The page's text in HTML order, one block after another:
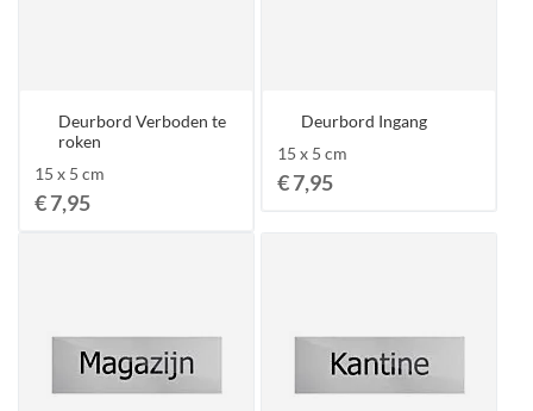
Deurbord Verboden te
roken
15 x 5 cm
€ 7,95
Deurbord Ingang
15 x 5 cm
€ 7,95